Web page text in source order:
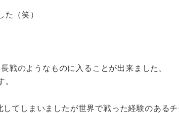
（笑）
戦のようなものに入ることが出来ました。
てしまいましたが世界で戦った経験のある